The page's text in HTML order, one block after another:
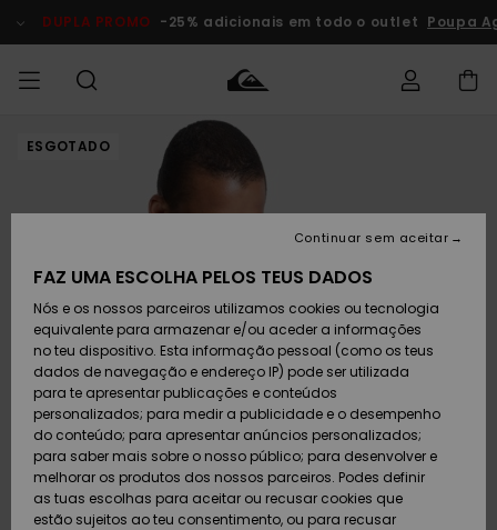
do
DUPLA PROMO -25% adicionais em todo o outlet Poupa
HOMEM
Calçado e
chinelos
Surfe/água
Snow
MENINO
Calçado e
chinelos
Surfe/água
Neve
MULHER
chegados
Highlights
Snow
SURF
Surf Shop
Homem
Crianças
Highlights
Community
SNOW
Neve
Artigos
Criança
Snow Shop
Feminino
Highlights
DUPLA
PROMO
Homem
Criança
Outlet
Mulher
Acede à tua
encomenda
Devoluções
Pagamento
Cartão
presente
Quiksilver
Freedom
ESGOTADO
FAZ UMA ESCOLHA PELOS TEUS DADOS
Nós e os nossos parceiros utilizamos cookies ou tecnologia
equivalente para armazenar e/ou aceder a informações
no teu dispositivo. Esta informação pessoal (como os teus
dados de navegação e endereço IP) pode ser utilizada
para te apresentar publicações e conteúdos
personalizados; para medir a publicidade e o desempenho
do conteúdo; para apresentar anúncios personalizados;
para saber mais sobre o nosso público; para desenvolver e
melhorar os produtos dos nossos parceiros. Podes definir
as tuas escolhas para aceitar ou recusar cookies que
estão sujeitos ao teu consentimento, ou para recusar
Continuar sem aceitar